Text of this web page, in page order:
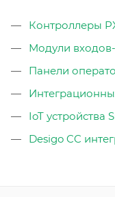
Контроллеры
Модули
Панели
IoT устройства
Desigo CC